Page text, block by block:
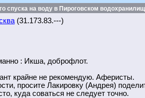
спуска на воду в Пироговском
(31.173.83.---)
: Икша, доброфлот.
крайне не рекомендую. Аферисты.
просите Лакировку (Андрея)
куда соваться не следует точно.